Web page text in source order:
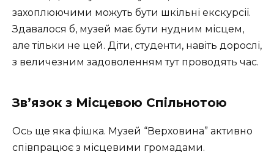
захоплюючими можуть бути шкільні екскурсії.
Здавалося б, музей має бути нудним місцем,
але тільки не цей. Діти, студенти, навіть дорослі,
з величезним задоволенням тут проводять час.
Зв’язок з Місцевою Спільнотою
Ось ще яка фішка. Музей “Верховина” активно
співпрацює з місцевими громадами.